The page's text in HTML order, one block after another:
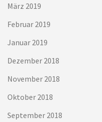
März 2019
Februar 2019
Januar 2019
Dezember 2018
November 2018
Oktober 2018
September 2018